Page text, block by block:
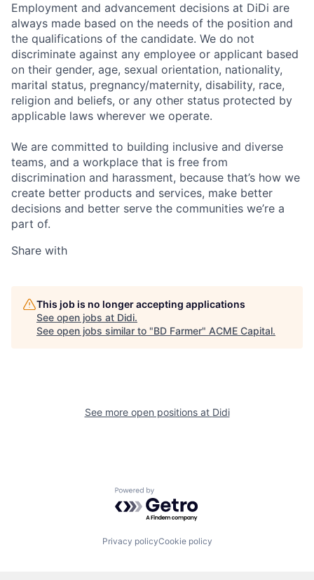
Employment and advancement decisions at DiDi are
always made based on the needs of the position and
the qualifications of the candidate. We do not
discriminate against any employee or applicant based
on their gender, age, sexual orientation, nationality,
marital status, pregnancy/maternity, disability, race,
religion and beliefs, or any other status protected by
applicable laws wherever we operate.
We are committed to building inclusive and diverse
teams, and a workplace that is free from
discrimination and harassment, because that’s how we
create better products and services, make better
decisions and better serve the communities we’re a
part of.
Share with
This job is no longer accepting applications
See open jobs at Didi.
See open jobs similar to "BD Farmer" ACME Capital.
See more open positions at Didi
Powered by Getro.com
Privacy policyCookie policy